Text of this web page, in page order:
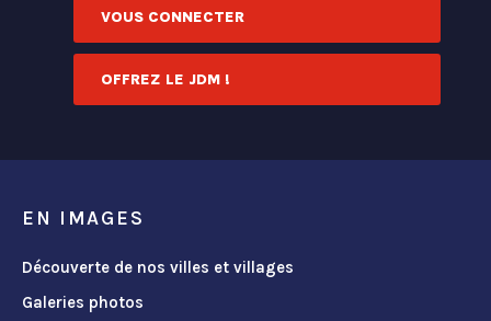
VOUS CONNECTER
OFFREZ LE JDM !
EN IMAGES
Découverte de nos villes et villages
Galeries photos